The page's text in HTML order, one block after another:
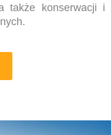
także konserwacji i